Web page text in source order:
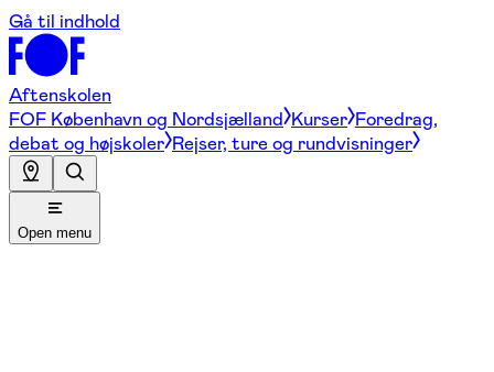
Gå til indhold
Aftenskolen
FOF København og Nordsjælland Kurser Foredrag,
debat og højskoler Rejser, ture og rundvisninger
Open menu